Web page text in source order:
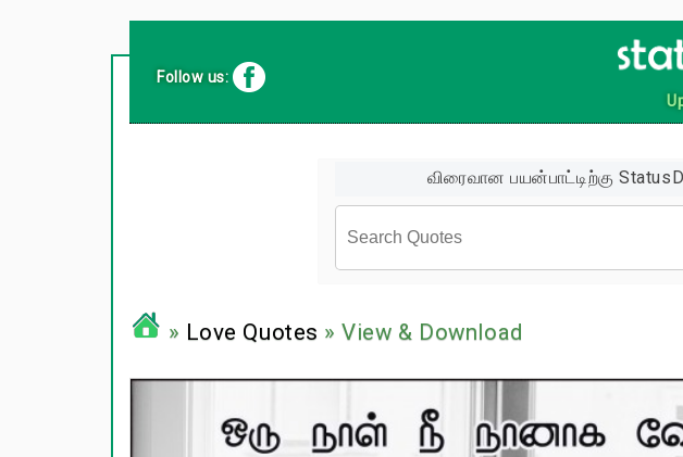
Follow us:
விரைவான பயன்பாட்டிற்கு
பழமொழிகள்
» Love Quotes » View & Download